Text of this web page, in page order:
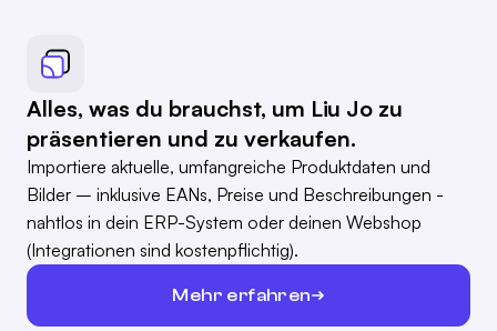
Alles, was du brauchst, um Liu Jo zu
präsentieren und zu verkaufen.
Importiere aktuelle, umfangreiche Produktdaten und
Bilder – inklusive EANs, Preise und Beschreibungen -
nahtlos in dein ERP-System oder deinen Webshop
(Integrationen sind kostenpflichtig).
Mehr erfahren